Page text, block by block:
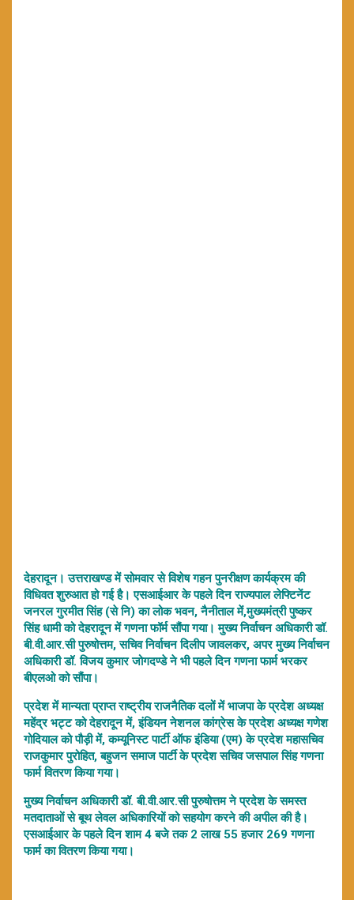
देहरादून। उत्तराखण्ड में सोमवार से विशेष गहन पुनरीक्षण कार्यक्रम की
विधिवत शुरुआत हो गई है। एसआईआर के पहले दिन राज्यपाल लेफ्टिनेंट
जनरल गुरमीत सिंह (से नि) का लोक भवन, नैनीताल में,मुख्यमंत्री पुष्कर
सिंह धामी को देहरादून में गणना फॉर्म सौंपा गया। मुख्य निर्वाचन अधिकारी डॉ.
बी.वी.आर.सी पुरुषोत्तम, सचिव निर्वाचन दिलीप जावलकर, अपर मुख्य निर्वाचन
अधिकारी डॉ. विजय कुमार जोगदण्डे ने भी पहले दिन गणना फार्म भरकर
बीएलओ को सौंपा।
प्रदेश में मान्यता प्राप्त राष्ट्रीय राजनैतिक दलों में भाजपा के प्रदेश अध्यक्ष
महेंद्र भट्ट को देहरादून में, इंडियन नेशनल कांग्रेस के प्रदेश अध्यक्ष गणेश
गोदियाल को पौड़ी में, कम्यूनिस्ट पार्टी ऑफ इंडिया (एम) के प्रदेश महासचिव
राजकुमार पुरोहित, बहुजन समाज पार्टी के प्रदेश सचिव जसपाल सिंह गणना
फार्म वितरण किया गया।
मुख्य निर्वाचन अधिकारी डॉ. बी.वी.आर.सी पुरुषोत्तम ने प्रदेश के समस्त
मतदाताओं से बूथ लेवल अधिकारियों को सहयोग करने की अपील की है।
एसआईआर के पहले दिन शाम 4 बजे तक 2 लाख 55 हजार 269 गणना
फार्म का वितरण किया गया।